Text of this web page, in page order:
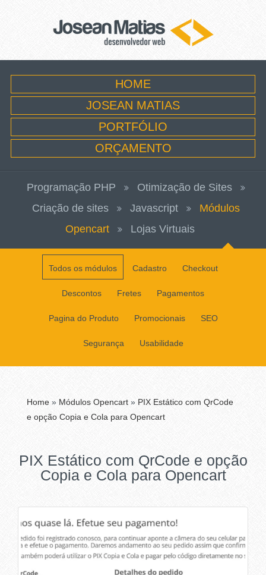
HOME
JOSEAN MATIAS
PORTFÓLIO
ORÇAMENTO
Programação PHP
Otimização de Sites
Criação de sites
Javascript
Módulos
Opencart
Lojas Virtuais
Todos os módulos Cadastro Checkout
Descontos Fretes Pagamentos
Pagina do Produto Promocionais SEO
Segurança Usabilidade
Home » Módulos Opencart » PIX Estático com QrCode
e opção Copia e Cola para Opencart
PIX Estático com QrCode e opção
Copia e Cola para Opencart